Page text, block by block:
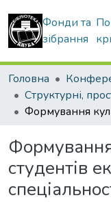
Фонди та
зібрання
Головна
студентів